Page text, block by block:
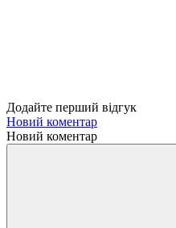
Додайте перший відгук
Новий коментар
Новий коментар